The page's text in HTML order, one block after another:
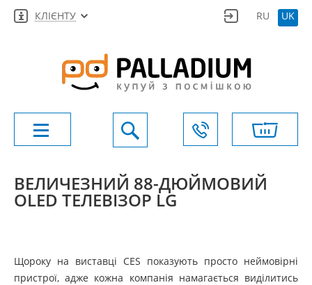
КЛІЄНТУ RU UK
ВЕЛИЧЕЗНИЙ 88-ДЮЙМОВИЙ
OLED ТЕЛЕВІЗОР LG
Щороку на виставці CES показують просто неймовірні
пристрої, адже кожна компанія намагається виділитись